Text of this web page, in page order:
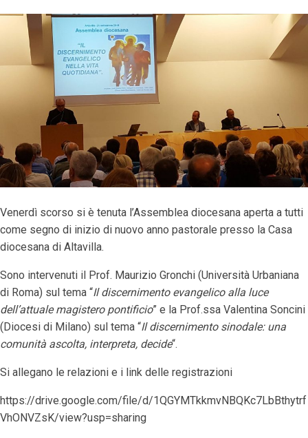
Venerdì scorso si è tenuta l’Assemblea diocesana aperta a tutti
come segno di inizio di nuovo anno pastorale presso la Casa
diocesana di Altavilla.
Sono intervenuti il Prof. Maurizio Gronchi (Università Urbaniana
di Roma) sul tema “Il discernimento evangelico alla luce
dell’attuale magistero pontificio” e la Prof.ssa Valentina Soncini
(Diocesi di Milano) sul tema “Il discernimento sinodale: una
comunità ascolta, interpreta, decide“.
Si allegano le relazioni e i link delle registrazioni
https://drive.google.com/file/d/1QGYMTkkmvNBQKc7LbBthytrf
VhONVZsK/view?usp=sharing